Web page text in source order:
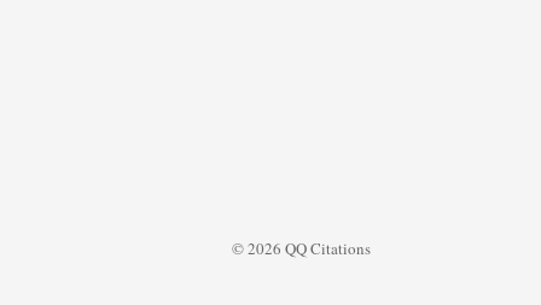
© 2026 QQ Citations